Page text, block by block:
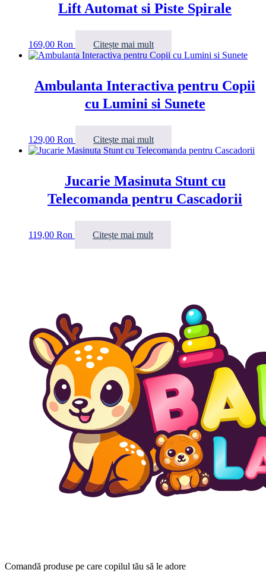
Lift Automat si Piste Spirale
169,00 Ron Citește mai mult
Ambulanta Interactiva pentru Copii
cu Lumini si Sunete
129,00 Ron Citește mai mult
Jucarie Masinuta Stunt cu
Telecomanda pentru Cascadorii
119,00 Ron Citește mai mult
Comandă produse pe care copilul tău să le adore